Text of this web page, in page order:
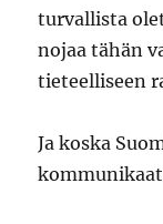
turvallista
nojaa tähän
tieteelliseen
Ja koska